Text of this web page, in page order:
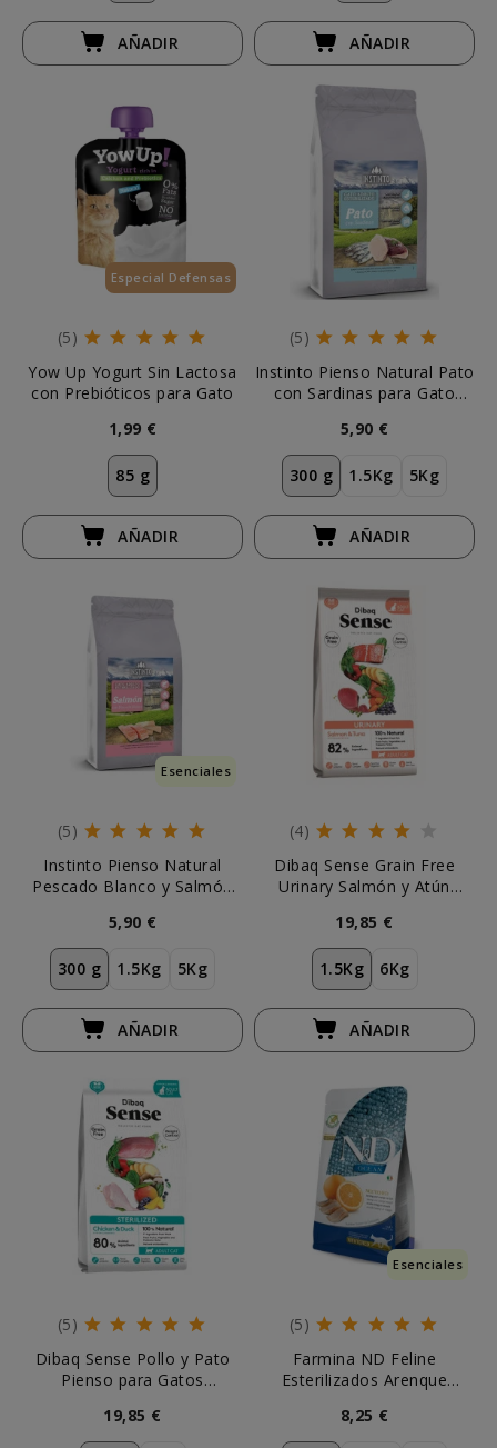
AÑADIR AÑADIR
Especial Defensas
(5)
Yow Up Yogurt Sin Lactosa
con Prebióticos para Gato
1,99 €
85 g
AÑADIR
(5)
Instinto Pienso Natural Pato
con Sardinas para Gato
5,90 €
300 g 1.5Kg 5Kg
AÑADIR
Esenciales
(5)
Instinto Pienso Natural
Pescado Blanco y Salmón
5,90 €
300 g 1.5Kg 5Kg
AÑADIR
(4)
Dibaq Sense Grain Free
Urinary Salmón y Atún
19,85 €
1.5Kg 6Kg
AÑADIR
(5)
Dibaq Sense Pollo y Pato
Pienso para Gatos
19,85 €
Esenciales
(5)
Farmina ND Feline
Esterilizados Arenque
8,25 €